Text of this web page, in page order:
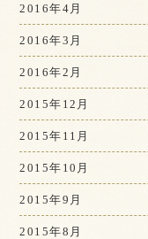
2016年4月
2016年3月
2016年2月
2015年12月
2015年11月
2015年10月
2015年9月
2015年8月